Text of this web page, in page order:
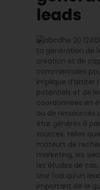
leads
La génération de
création et de
commerciales
implique d’attirer
potentiels et de
coordonnées en
ou de ressources
être générés à
sources, telles
moteurs de
marketing, les
les études de
Une fois qu’un
important de le